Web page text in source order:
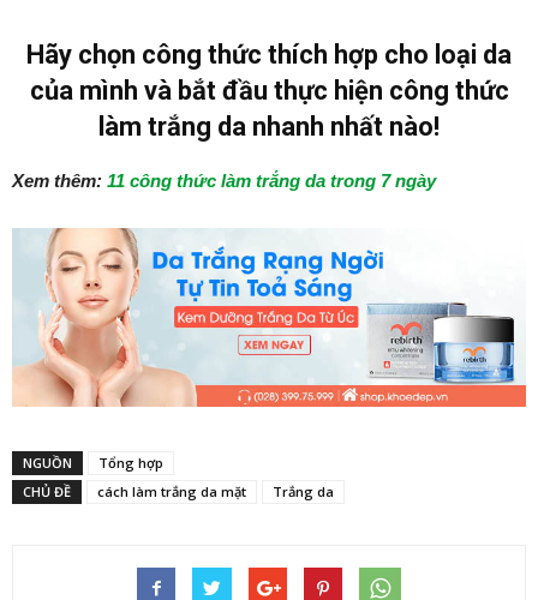
Hãy chọn công thức thích hợp cho loại da
của mình và bắt đầu thực hiện công thức
làm trắng da nhanh nhất nào!
Xem thêm: 11 công thức làm trắng da trong 7 ngày
NGUỒN
Tổng hợp
CHỦ ĐỀ
cách làm trắng da mặt Trắng da